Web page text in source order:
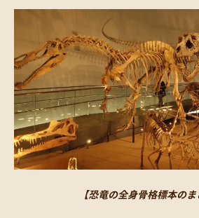
【恐竜の全身骨格標本のま